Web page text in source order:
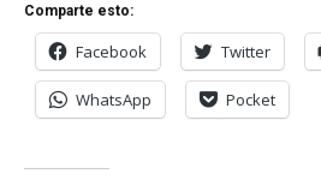
Comparte esto:
Facebook Twitter
WhatsApp Pocket